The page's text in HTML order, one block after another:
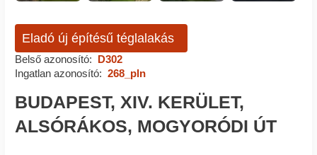
Eladó új építésű téglalakás
Belső azonosító: D302
Ingatlan azonosító: 268_pln
BUDAPEST, XIV. KERÜLET,
ALSÓRÁKOS, MOGYORÓDI ÚT